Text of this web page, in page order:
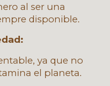
al ser una
disponible.
:
ya que no
el planeta.